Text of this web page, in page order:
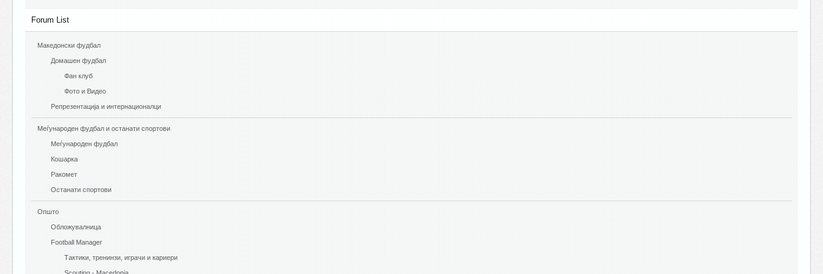
Forum List
Македонски фудбал
Домашен фудбал
Фан клуб
Фото и Видео
Репрезентација и интернационалци
Меѓународен фудбал и останати спортови
Меѓународен фудбал
Кошарка
Ракомет
Останати спортови
Општо
Обложувалница
Football Manager
Тактики, тренинзи, играчи и кариери